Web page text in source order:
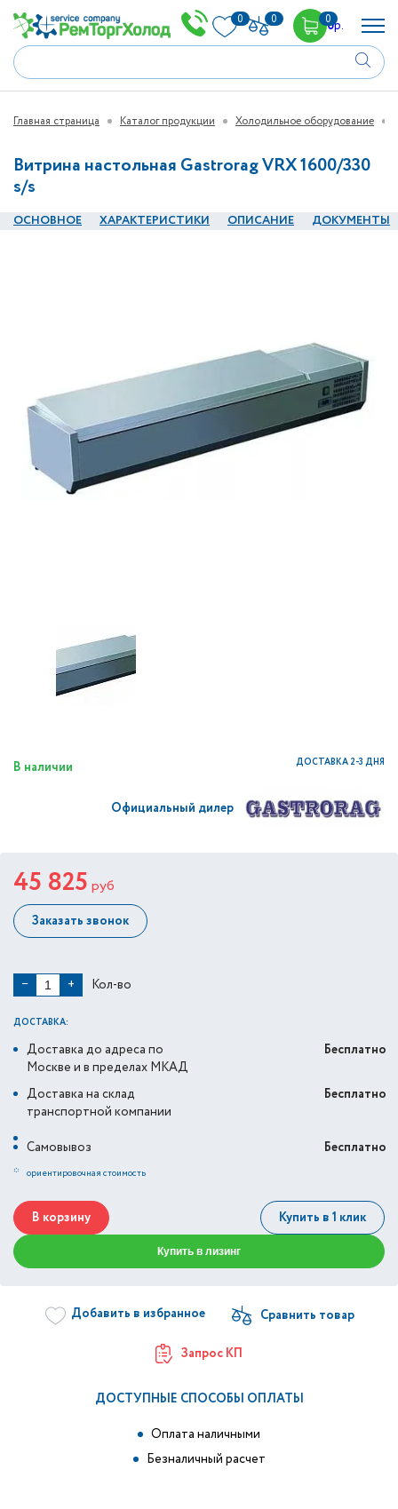
0 0 00р.
Главная страница Каталог продукции Холодильное оборудование
Витрина настольная Gastrorag VRX 1600/330
s/s
ОСНОВНОЕ ХАРАКТЕРИСТИКИ ОПИСАНИЕ ДОКУМЕНТЫ
В наличии ДОСТАВКА 2-3 ДНЯ
Официальный дилер
45 825 руб
Заказать звонок
− + Кол-во
ДОСТАВКА:
Доставка до адреса по
Москве и в пределах МКАД
Бесплатно
Доставка на склад
транспортной компании
Бесплатно
Самовывоз
Бесплатно
* ориентировочная стоимость
В корзину Купить в 1 клик
Купить в лизинг
Добавить в избранное
Запрос КП
ДОСТУПНЫЕ СПОСОБЫ ОПЛАТЫ
Оплата наличными
Безналичный расчет